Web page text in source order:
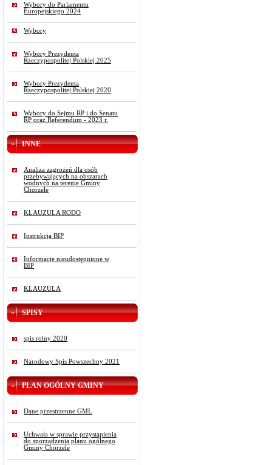
Wybory do Parlamentu
Europejskiego 2024
Wybory
Wybory Prezydenta
Rzeczypospolitej Polskiej 2025
Wybory Prezydenta
Rzeczypospolitej Polskiej 2020
Wybory do Sejmu RP i do Senatu
RP oraz Referendum - 2023 r.
INNE
Analiza zagrożeń dla osób
przebywających na obszarach
wodnych na terenie Gminy
Chorzele
KLAUZULA RODO
Instrukcja BIP
Informacje nieudostępnione w
BIP
KLAUZULA
SPISY
spis rolny 2020
Narodowy Spis Powszechny 2021
PLAN OGÓLNY GMINY
Dane przestrzenne GML
Uchwała w sprawie przystąpienia
do sporządzenia planu ogólnego
Gminy Chorzele